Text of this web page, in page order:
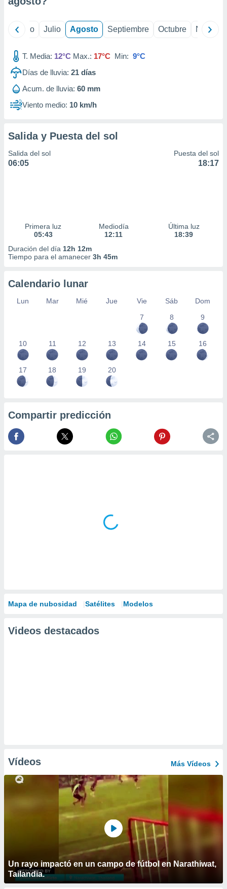
mediante
publicidad
publicidad
1199
Junio Julio Agosto Septiembre Octubre
T. Media: 12°C Max.: 17°C Min: 9°C
Días de lluvia: 21 días
Acum. de lluvia: 60 mm
Viento medio: 10 km/h
Salida y Puesta del sol
Salida del sol
06:05
Puesta del sol
18:17
Primera luz
05:43
Mediodía
12:11
Última luz
18:39
Duración del día 12h 12m
Tiempo para el amanecer 3h 45m
Calendario lunar
Lun Mar Mié Jue Vie Sáb
Dom
7
8 9
10 11 12 13 14 15 16
17 18 19 20
Compartir predicción
Mapa de nubosidad Satélites Modelos
Videos destacados
Vídeos Más Vídeos
Un rayo impactó en un campo de fútbol en Narathiwat,
Tailandia.